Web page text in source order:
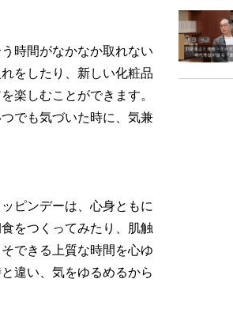
時間がなかなか取れない
をしたり、新しい化粧品
楽しむことができます。
でも気づいた時に、気兼
ピンデーは、心身ともに
をつくってみたり、肌触
できる上質な時間を心ゆ
違い、気をゆるめるから